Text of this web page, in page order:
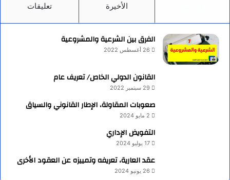
الأخيرة تعليقات
الفرق بين الشرعية والمشروعية
26 أغسطس 2022
القانون الدولي الخاص/ تعريف عام
29 سبتمبر 2022
صعوبات المقاولة، الإطار القانوني والسياق
2 مايو 2024
التفويض الإداري
17 يوليو 2024
عقد العارية، تعريفه وتمييزه عن العقود الأخرى
26 يونيو 2024